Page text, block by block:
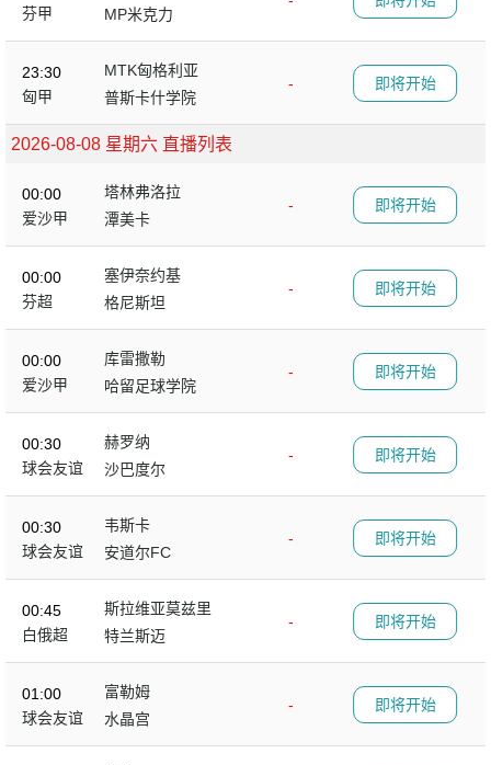
芬甲
MP米克力
23:30
匈甲
MTK匈格利亚
-
普斯卡什学院
即将开始
2026-08-08 星期六 直播列表
00:00
爱沙甲
塔林弗洛拉
-
潭美卡
即将开始
00:00
芬超
塞伊奈约基
-
格尼斯坦
即将开始
00:00
爱沙甲
库雷撒勒
-
哈留足球学院
即将开始
00:30
球会友谊
赫罗纳
-
沙巴度尔
即将开始
00:30
球会友谊
韦斯卡
-
安道尔FC
即将开始
00:45
白俄超
斯拉维亚莫兹里
-
特兰斯迈
即将开始
01:00
球会友谊
富勒姆
-
水晶宫
即将开始